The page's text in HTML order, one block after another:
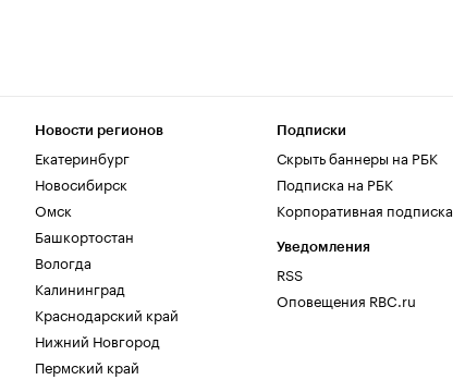
Новости регионов
Екатеринбург
Новосибирск
Омск
Башкортостан
Вологда
Калининград
Краснодарский край
Нижний Новгород
Пермский край
Подписки
Скрыть баннеры на РБК
Подписка на РБК
Корпоративная подписка
Уведомления
RSS
Оповещения RBC.ru